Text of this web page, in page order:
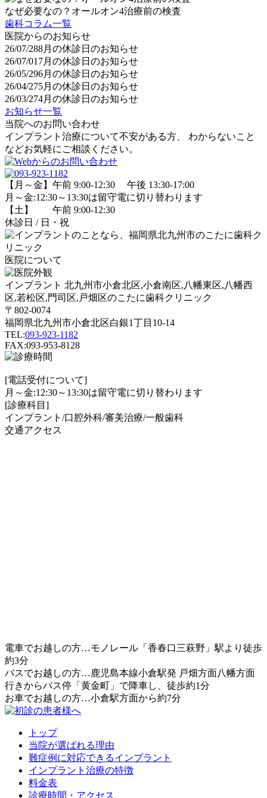
なぜ必要なの？オールオン4治療前の検査
歯科コラム一覧
医院からのお知らせ
26/07/288月の休診日のお知らせ
26/07/01 7月の休診日のお知らせ
26/05/296月の休診日のお知らせ
26/04/275月の休診日のお知らせ
26/03/274月の休診日のお知らせ
お知らせ一覧
当院へのお問い合わせ
インプラント治療について不安がある方、 わからないこと
などお気軽にご相談ください。
【月～金】午前 9:00-12:30 午後 13:30-17:00
月～金:12:30～13:30は留守電に切り替わります
【土】 午前 9:00-12:30
休診日 / 日・祝
医院について
インプラント 北九州市小倉北区,小倉南区,八幡東区,八幡西
区,若松区,門司区,戸畑区のこたに歯科クリニック
〒802-0074
福岡県北九州市小倉北区白銀1丁目10-14
TEL:093-923-1182
FAX:093-953-8128
[電話受付について]
月～金:12:30～13:30は留守電に切り替わります
[診療科目]
インプラント/口腔外科/審美治療/一般歯科
交通アクセス
電車でお越しの方…モノレール「香春口三萩野」駅より徒歩
約3分
バスでお越しの方…鹿児島本線小倉駅発 戸畑方面八幡方面
行きからバス停「黄金町」で降車し、徒歩約1分
お車でお越しの方…小倉駅方面から約7分
トップ
当院が選ばれる理由
難症例に対応できるインプラント
インプラント治療の特徴
料金表
診療時間・アクセス